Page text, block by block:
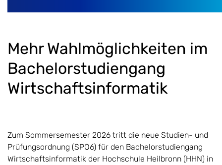
Mehr Wahlmöglichkeiten im
Bachelorstudiengang
Wirtschaftsinformatik
Zum Sommersemester 2026 tritt die neue Studien- und
Prüfungsordnung (SPO6) für den Bachelorstudiengang
Wirtschaftsinformatik der Hochschule Heilbronn (HHN) in